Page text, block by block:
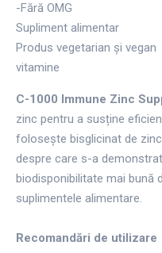
-Fără OMG
Supliment alimentar
Produs vegetarian și vegan
vitamine
C-1000 Immune Zinc
zinc pentru a susține
folosește bisglicinat de
despre care s-a
biodisponibilitate mai bună
suplimentele alimentare.
Recomandări de utilizare